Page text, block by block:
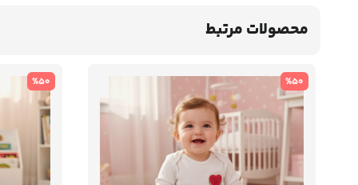
محصولات مرتبط
%50
%50